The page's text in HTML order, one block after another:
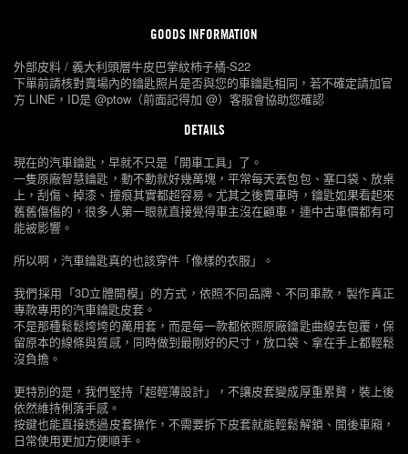
GOODS INFORMATION
外部皮料 / 義大利頭層牛皮巴掌紋杮子橘-S22
下單前請核對賣場內的鑰匙照片是否與您的車鑰匙相同，若不確定請加官
方 LINE，ID是 @ptow（前面記得加 @）客服會協助您確認
DETAILS
現在的汽車鑰匙，早就不只是「開車工具」了。
一隻原廠智慧鑰匙，動不動就好幾萬塊，平常每天丟包包、塞口袋、放桌
上，刮傷、掉漆、撞痕其實都超容易。尤其之後賣車時，鑰匙如果看起來
舊舊傷傷的，很多人第一眼就直接覺得車主沒在顧車，連中古車價都有可
能被影響。
所以啊，汽車鑰匙真的也該穿件「像樣的衣服」。
我們採用「3D立體開模」的方式，依照不同品牌、不同車款，製作真正
專款專用的汽車鑰匙皮套。
不是那種鬆鬆垮垮的萬用套，而是每一款都依照原廠鑰匙曲線去包覆，保
留原本的線條與質感，同時做到最剛好的尺寸，放口袋、拿在手上都輕鬆
沒負擔。
更特別的是，我們堅持「超輕薄設計」，不讓皮套變成厚重累贅，裝上後
依然維持俐落手感。
按鍵也能直接透過皮套操作，不需要拆下皮套就能輕鬆解鎖、開後車廂，
日常使用更加方便順手。